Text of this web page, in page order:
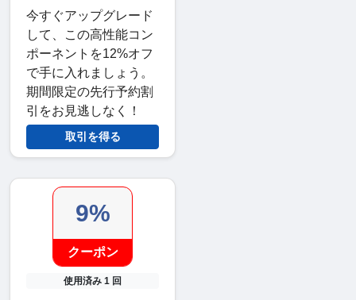
今すぐアップグレード
して、この高性能コン
ポーネントを12%オフ
で手に入れましょう。
期間限定の先行予約割
引をお見逃しなく！
取引を得る
9%
クーポン
使用済み 1 回